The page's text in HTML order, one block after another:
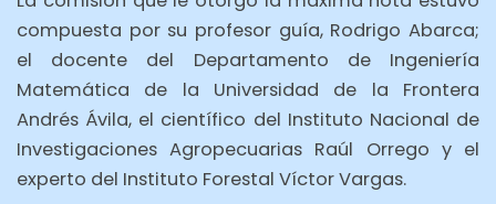
compuesta por su profesor guía, Rodrigo Abarca;
el docente del Departamento de Ingeniería
Matemática de la Universidad de la Frontera
Andrés Ávila, el científico del Instituto Nacional de
Investigaciones Agropecuarias Raúl Orrego y el
experto del Instituto Forestal Víctor Vargas.